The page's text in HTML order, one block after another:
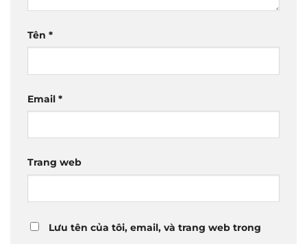
Tên *
Email *
Trang web
Lưu tên của tôi, email, và trang web trong